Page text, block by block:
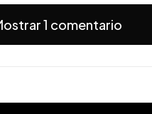
1 comentario